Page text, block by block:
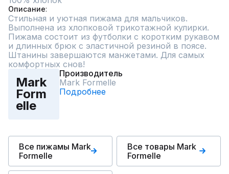
Описание
Стильная и уютная пижама для мальчиков.
Выполнена из хлопковой трикотажной кулирки.
Пижама состоит из футболки с коротким рукавом
и длинных брюк с эластичной резиной в поясе.
Штанины завершаются манжетами. Для самых
комфортных снов!
Mark
Form
elle
Производитель
Mark Formelle
Подробнее
Все пижамы Mark
Formelle
Все товары Mark
Formelle